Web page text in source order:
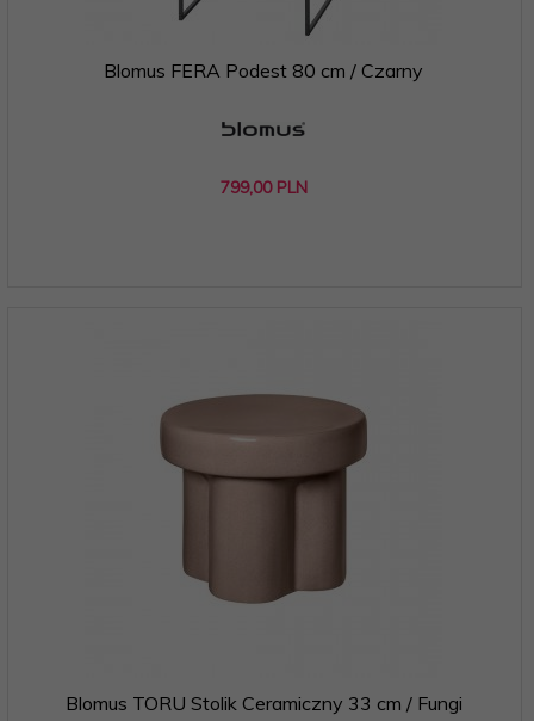
Blomus FERA Podest 80 cm / Czarny
799,00 PLN
Blomus TORU Stolik Ceramiczny 33 cm / Fungi